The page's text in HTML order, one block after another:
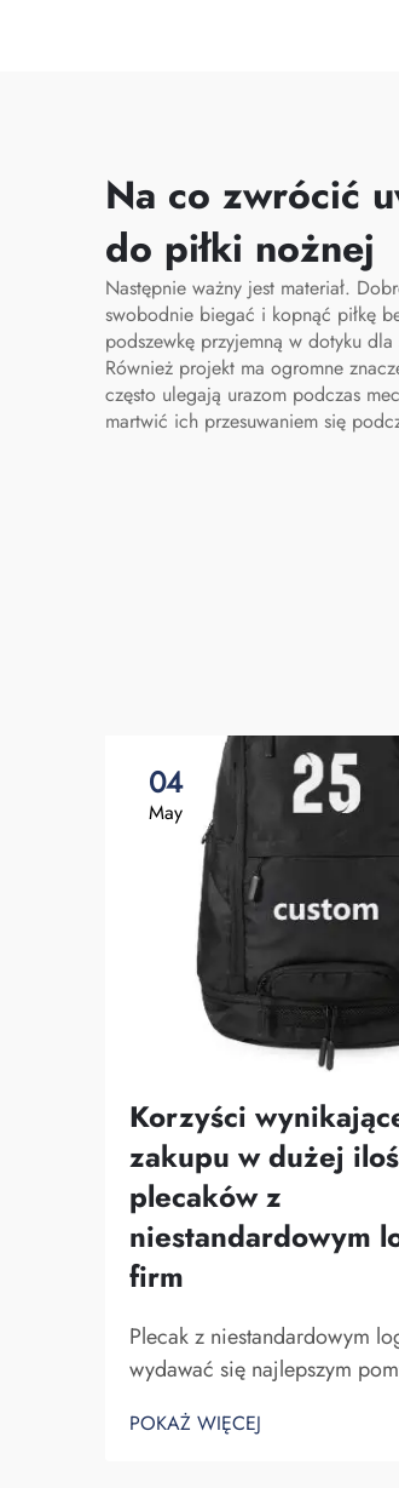
Na co zwrócić
do piłki nożnej
Następnie ważny jest materiał.
swobodnie biegać i kopnąć piłkę
podszewkę przyjemną w dotyku dla
Również projekt ma ogromne
często ulegają urazom podczas
martwić ich przesuwaniem się
04
May
Korzyści
zakupu w dużej
plecaków z
niestandardowym
firm
Plecak z niestandardowym
wydawać się najlepszym
on wyróżnić się spośród
POKAŻ WIĘCEJ